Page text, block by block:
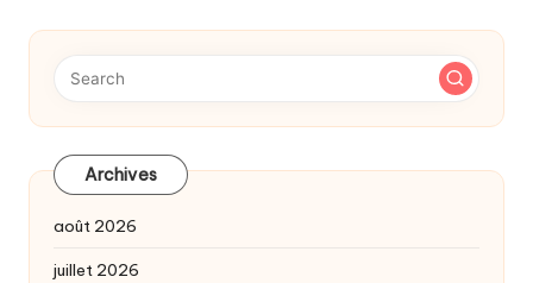
Archives
août 2026
juillet 2026